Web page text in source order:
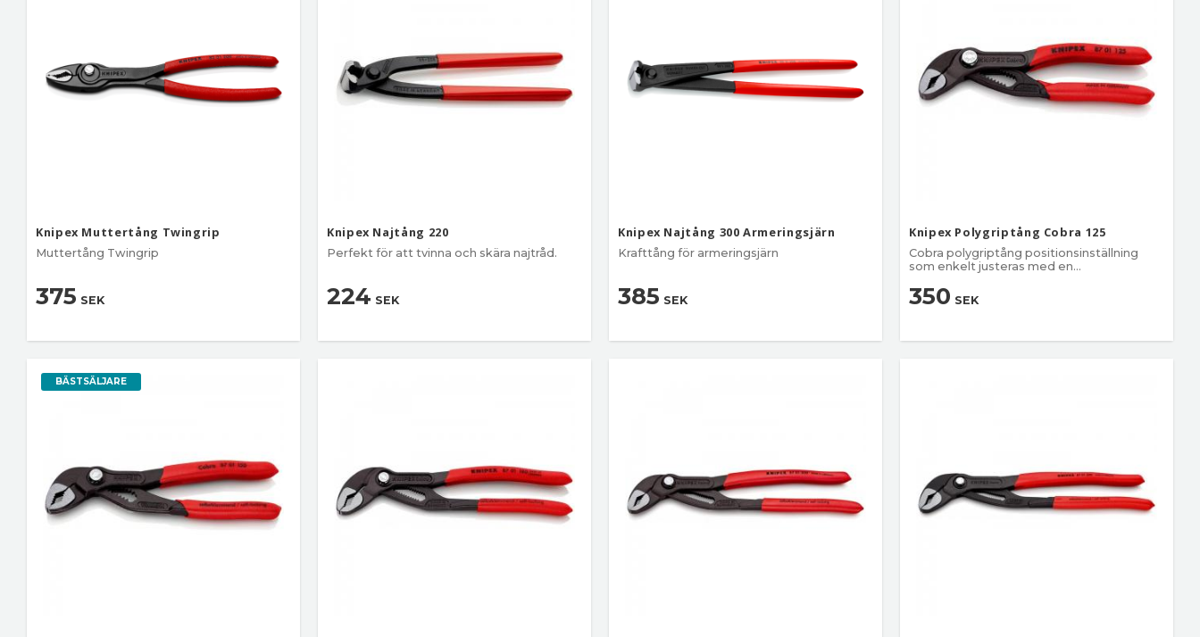
Knipex Muttertång Twingrip
Muttertång Twingrip
375 SEK
Knipex Najtång 220
Perfekt för att tvinna och skära najtråd.
224 SEK
Knipex Najtång 300 Armeringsjärn
Krafttång för armeringsjärn
385 SEK
Knipex Polygriptång Cobra 125
Cobra polygriptång positionsinställning
som enkelt justeras med en
350 SEK
BÄSTSÄLJARE